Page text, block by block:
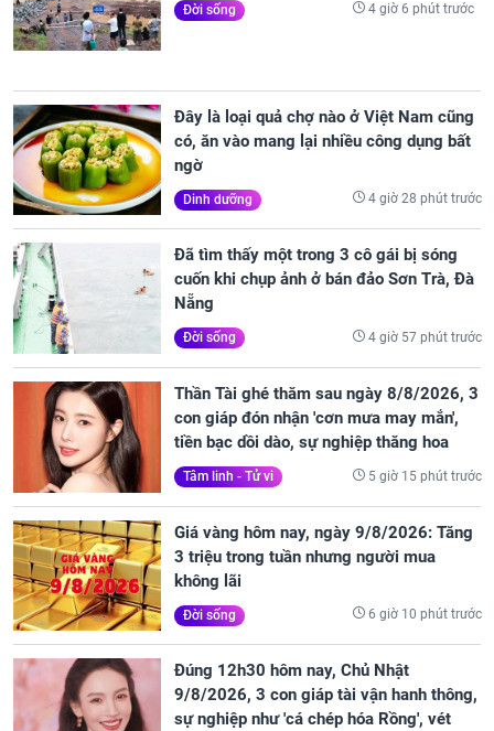
Đời sống 4 giờ 6 phút trước
Đây là loại quả chợ nào ở Việt Nam cũng
có, ăn vào mang lại nhiều công dụng bất
ngờ
Dinh dưỡng 4 giờ 28 phút trước
Đã tìm thấy một trong 3 cô gái bị sóng
cuốn khi chụp ảnh ở bán đảo Sơn Trà, Đà
Nẵng
Đời sống 4 giờ 57 phút trước
Thần Tài ghé thăm sau ngày 8/8/2026, 3
con giáp đón nhận 'cơn mưa may mắn',
tiền bạc dồi dào, sự nghiệp thăng hoa
Tâm linh - Tử vi 5 giờ 15 phút trước
Giá vàng hôm nay, ngày 9/8/2026: Tăng
3 triệu trong tuần nhưng người mua
không lãi
Đời sống 6 giờ 10 phút trước
Đúng 12h30 hôm nay, Chủ Nhật
9/8/2026, 3 con giáp tài vận hanh thông,
sự nghiệp như 'cá chép hóa Rồng', vét